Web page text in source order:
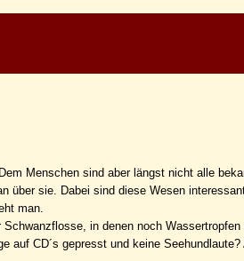
Menschen sind aber längst nicht alle
über sie. Dabei sind diese Wesen
man.
in denen noch Wassertropfen
auf CD´s gepresst und keine